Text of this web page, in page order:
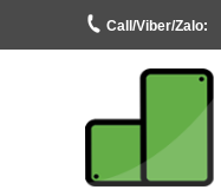
Call/Viber/Zalo: